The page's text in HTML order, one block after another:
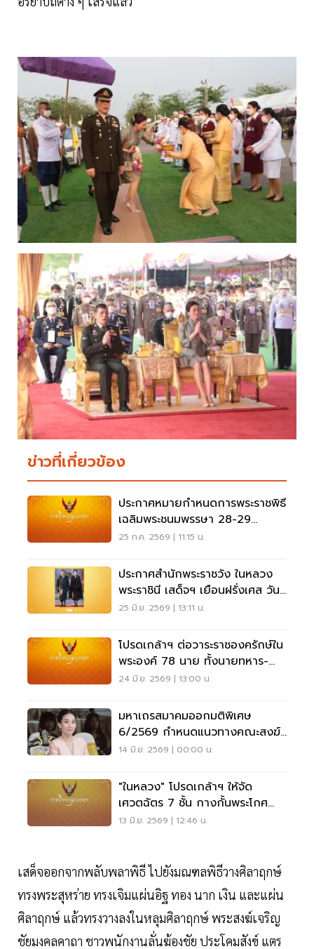
ข่าวที่เกี่ยวข้อง
ประกาศหมายกำหนดการพระราชพิธี
เฉลิมพระชนมพรรษา 28-29
กรกฎาคม 2569
25 ก.ค. 2569 | 11:15 น.
ประกาศสำนักพระราชวัง ในหลวง
พระราชินี เสด็จฯ เยือนฝรั่งเศส วันที่
28 มิ.ย.-2 ก.ค.นี้
25 มิ.ย. 2569 | 13:11 น.
โปรดเกล้าฯ ต่อวาระราชองครักษ์ใน
พระองค์ 78 นาย ทั้งนายทหาร-
ตำรวจ
24 มิ.ย. 2569 | 13:00 น.
มหาเถรสมาคมออกมติพิเศษ
6/2569 กำหนดแนวทางคณะสงฆ์
จัดพิธีบำเพ็ญกุศลอุทิศถวายแด่
14 มิ.ย. 2569 | 00:00 น.
"ในหลวง" โปรดเกล้าฯ ให้จัด
เศวตฉัตร 7 ชั้น กางกั้นพระโกศ
"สมเด็จเจ้าฟ้าพัชรกิติยาภาฯ"
13 มิ.ย. 2569 | 12:46 น.
เสด็จออกจากพลับพลาพิธี ไปยังมณฑลพิธีวางศิลาฤกษ์
ทรงพระสุหร่าย ทรงเจิมแผ่นอิฐ ทอง นาก เงิน และแผ่น
ศิลาฤกษ์ แล้วทรงวางลงในหลุมศิลาฤกษ์ พระสงฆ์เจริญ
ชัยมงคลคาถา ชาวพนักงานลั่นฆ้องชัย ประโคมสังข์ แตร